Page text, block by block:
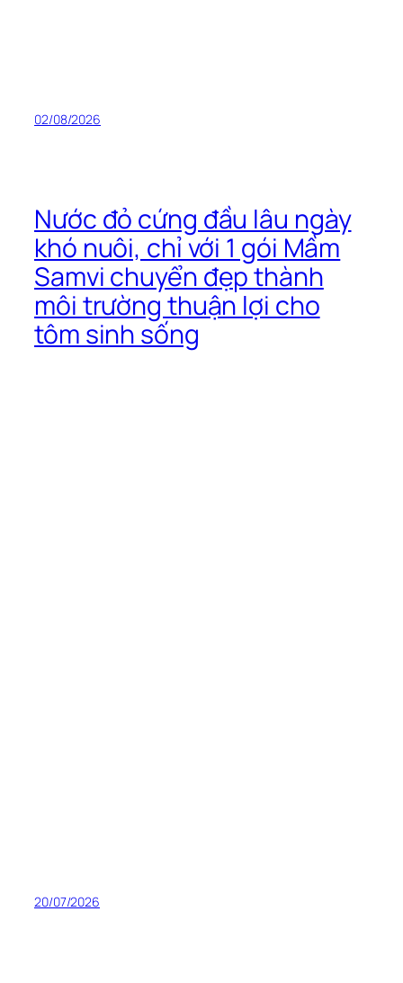
02/08/2026
Nước đỏ cứng đầu lâu ngày
khó nuôi, chỉ với 1 gói Mầm
Samvi chuyển đẹp thành
môi trường thuận lợi cho
tôm sinh sống
20/07/2026